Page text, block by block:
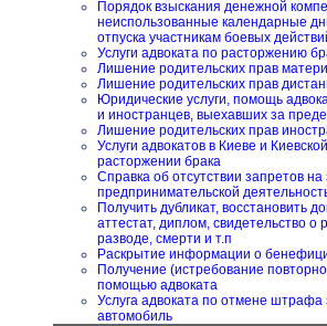
Порядок взыскания денежной
неиспользованные календарные
отпуска участникам боевых
Услуги адвоката по расторжению
Лишение родительских прав
Лишение родительских прав
Юридические услуги, помощь
и иностранцев, выехавших за
Лишение родительских прав
Услуги адвокатов в Киеве и
расторжении брака
Справка об отсутствии запретов на
предпринимательской
Получить дубликат, восстановить
аттестат, диплом, свидетельство о
разводе, смерти и т.п
Раскрытие информации о
Получение (истребование
помощью адвоката
Услуга адвоката по отмене
автомобиль